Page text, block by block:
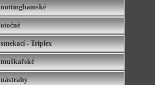
nottinghamské
otočné
smekací - Triplex
muškařské
nástrahy